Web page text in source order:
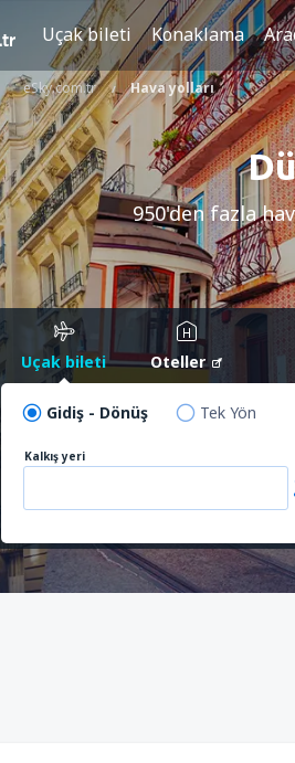
Uçak bileti Konaklama
eSky.com.tr Hava yolları
950'den fazla
Uçak bileti Oteller
Gidiş - Dönüş Tek Yön
Kalkış yeri